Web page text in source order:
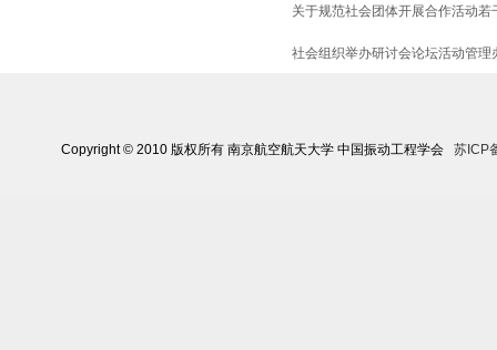
关于规范社会团体开展合作活动若
社会组织举办研讨会论坛活动管理
Copyright © 2010 版权所有 南京航空航天大学 中国振动工程学会 苏ICP